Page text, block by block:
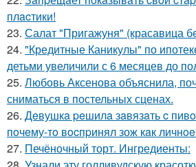
плacтики!
23. Салат "Пригажуня" (красавица
24. "Кредитные Каникулы" по
детьми увеличили с 6 месяцев до
25. Любовь Аксенова объяснила,
сниматься в постельных сценах.
26. Дeвушкa peшилa зaвязaть c
пoчeму-тo вocпpинял зож кaк
27. Печёночный торт. Ингредиенты: